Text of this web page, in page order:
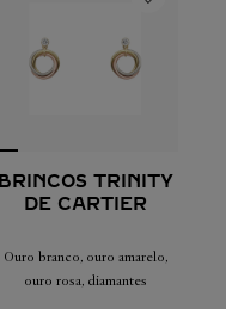
BRINCOS TRINITY
DE CARTIER
Ouro branco, ouro amarelo,
ouro rosa, diamantes